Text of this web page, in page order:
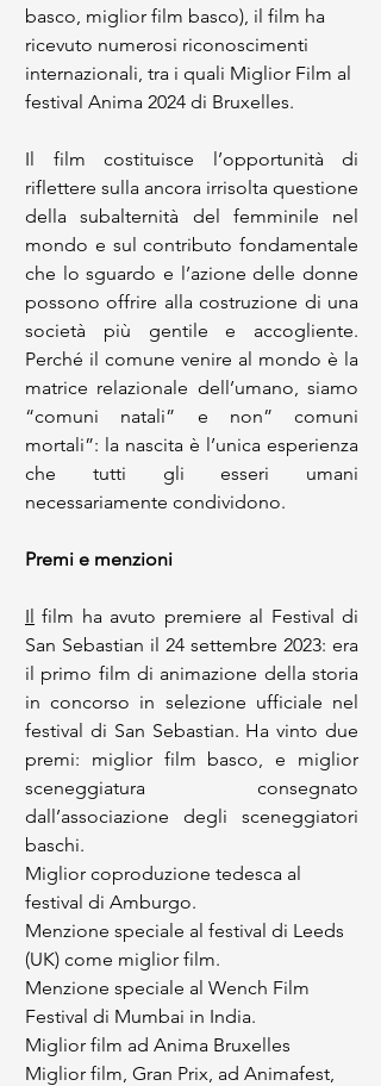
basco, miglior film basco), il film ha
ricevuto numerosi riconoscimenti
internazionali, tra i quali Miglior Film al
festival Anima 2024 di Bruxelles.
Il film costituisce l’opportunità di
riflettere sulla ancora irrisolta questione
della subalternità del femminile nel
mondo e sul contributo fondamentale
che lo sguardo e l’azione delle donne
possono offrire alla costruzione di una
società più gentile e accogliente.
Perché il comune venire al mondo è la
matrice relazionale dell’umano, siamo
“comuni natali” e non” comuni
mortali”: la nascita è l’unica esperienza
che tutti gli esseri umani
necessariamente condividono.
Premi e menzioni
Il film ha avuto premiere al Festival di
San Sebastian il 24 settembre 2023: era
il primo film di animazione della storia
in concorso in selezione ufficiale nel
festival di San Sebastian. Ha vinto due
premi: miglior film basco, e miglior
sceneggiatura consegnato
dall’associazione degli sceneggiatori
baschi.
Miglior coproduzione tedesca al
festival di Amburgo.
Menzione speciale al festival di Leeds
(UK) come miglior film.
Menzione speciale al Wench Film
Festival di Mumbai in India.
Miglior film ad Anima Bruxelles
Miglior film, Gran Prix, ad Animafest,